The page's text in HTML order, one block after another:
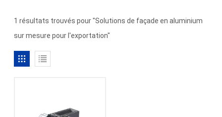
1 résultats trouvés pour "Solutions de façade en aluminium
sur mesure pour l'exportation"